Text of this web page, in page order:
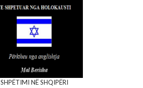
SHPËTIMI NË SHQIPËRI